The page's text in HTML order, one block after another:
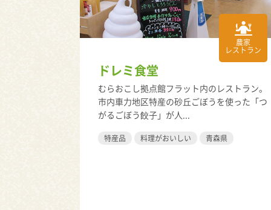
農家
レストラン
ドレミ食堂
むらおこし拠点館フラット内のレストラン。
市内車力地区特産の砂丘ごぼうを使った「つ
がるごぼう餃子」が人...
特産品 料理がおいしい 青森県